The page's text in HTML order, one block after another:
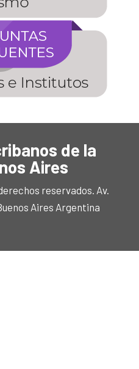
de la
Aires
reservados. Av.
Aires Argentina